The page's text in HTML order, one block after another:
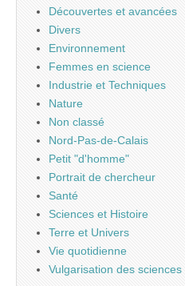
Découvertes et avancées
Divers
Environnement
Femmes en science
Industrie et Techniques
Nature
Non classé
Nord-Pas-de-Calais
Petit "d'homme"
Portrait de chercheur
Santé
Sciences et Histoire
Terre et Univers
Vie quotidienne
Vulgarisation des sciences